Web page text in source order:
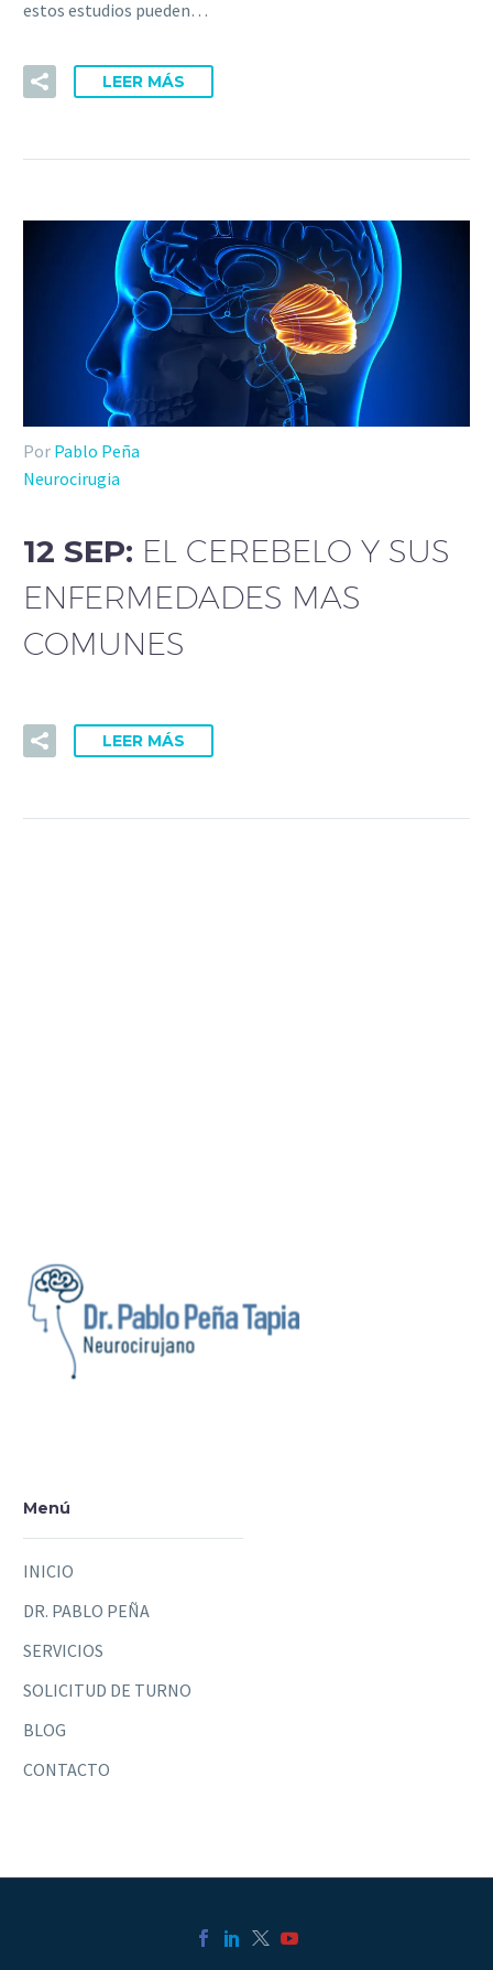
estos estudios pueden…
LEER MÁS
Por Pablo Peña
Neurocirugia
12 SEP: EL CEREBELO Y SUS
ENFERMEDADES MAS
COMUNES
LEER MÁS
Menú
INICIO
DR. PABLO PEÑA
SERVICIOS
SOLICITUD DE TURNO
BLOG
CONTACTO